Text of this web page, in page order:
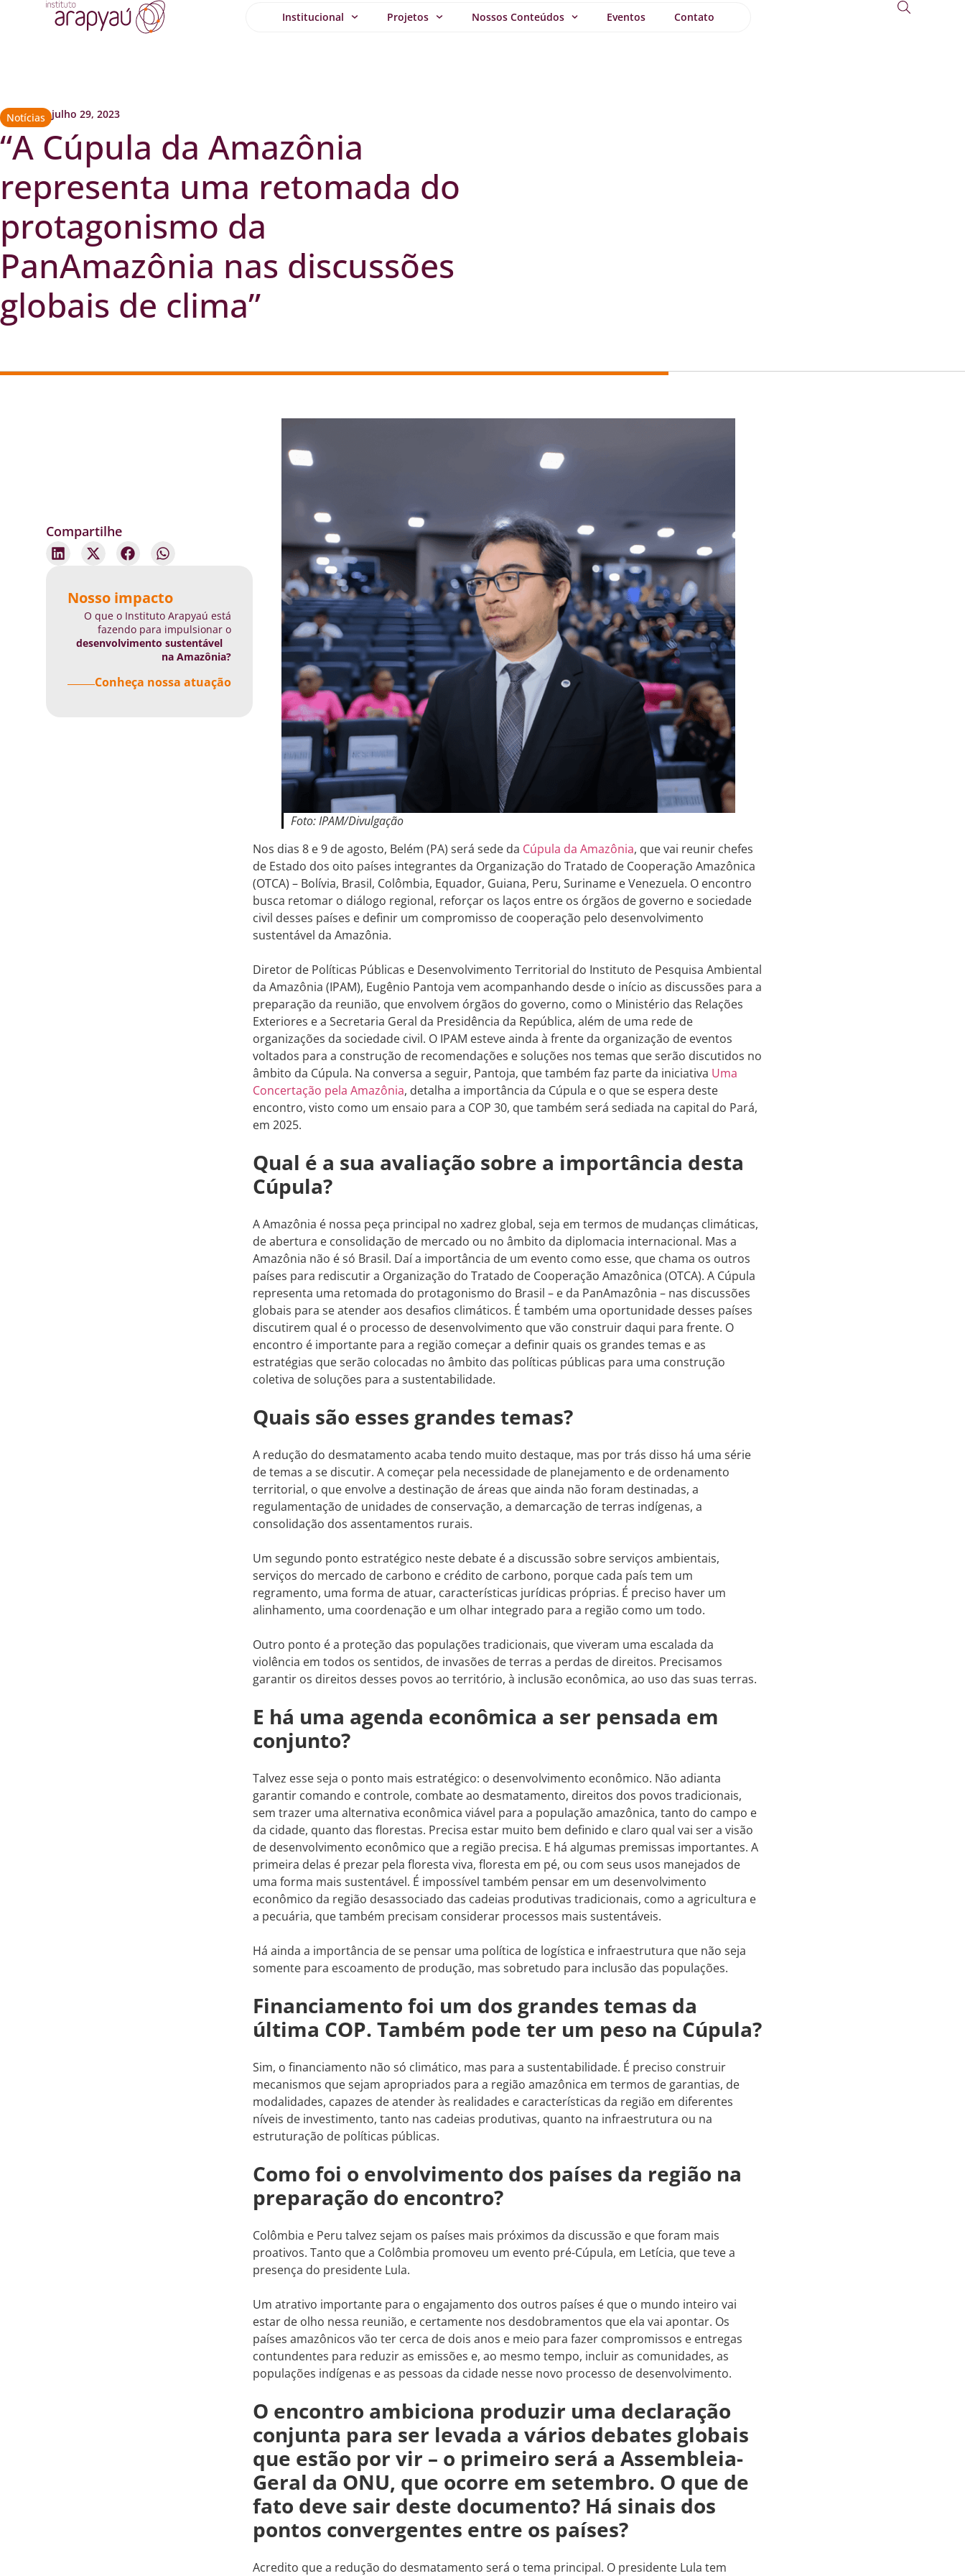
Institucional Projetos Nossos Conteúdos Eventos Contato
Notícias julho 29, 2023
“A Cúpula da Amazônia
representa uma retomada do
protagonismo da
PanAmazônia nas discussões
globais de clima”
Compartilhe
Nosso impacto
O que o Instituto Arapyaú está
fazendo para impulsionar o
desenvolvimento sustentável
na Amazônia?
Conheça nossa atuação
Foto: IPAM/Divulgação
Nos dias 8 e 9 de agosto, Belém (PA) será sede da Cúpula da Amazônia, que vai reunir chefes
de Estado dos oito países integrantes da Organização do Tratado de Cooperação Amazônica
(OTCA) – Bolívia, Brasil, Colômbia, Equador, Guiana, Peru, Suriname e Venezuela. O encontro
busca retomar o diálogo regional, reforçar os laços entre os órgãos de governo e sociedade
civil desses países e definir um compromisso de cooperação pelo desenvolvimento
sustentável da Amazônia.
Diretor de Políticas Públicas e Desenvolvimento Territorial do Instituto de Pesquisa Ambiental
da Amazônia (IPAM), Eugênio Pantoja vem acompanhando desde o início as discussões para a
preparação da reunião, que envolvem órgãos do governo, como o Ministério das Relações
Exteriores e a Secretaria Geral da Presidência da República, além de uma rede de
organizações da sociedade civil. O IPAM esteve ainda à frente da organização de eventos
voltados para a construção de recomendações e soluções nos temas que serão discutidos no
âmbito da Cúpula. Na conversa a seguir, Pantoja, que também faz parte da iniciativa Uma
Concertação pela Amazônia, detalha a importância da Cúpula e o que se espera deste
encontro, visto como um ensaio para a COP 30, que também será sediada na capital do Pará,
em 2025.
Qual é a sua avaliação sobre a importância desta
Cúpula?
A Amazônia é nossa peça principal no xadrez global, seja em termos de mudanças climáticas,
de abertura e consolidação de mercado ou no âmbito da diplomacia internacional. Mas a
Amazônia não é só Brasil. Daí a importância de um evento como esse, que chama os outros
países para rediscutir a Organização do Tratado de Cooperação Amazônica (OTCA). A Cúpula
representa uma retomada do protagonismo do Brasil – e da PanAmazônia – nas discussões
globais para se atender aos desafios climáticos. É também uma oportunidade desses países
discutirem qual é o processo de desenvolvimento que vão construir daqui para frente. O
encontro é importante para a região começar a definir quais os grandes temas e as
estratégias que serão colocadas no âmbito das políticas públicas para uma construção
coletiva de soluções para a sustentabilidade.
Quais são esses grandes temas?
A redução do desmatamento acaba tendo muito destaque, mas por trás disso há uma série
de temas a se discutir. A começar pela necessidade de planejamento e de ordenamento
territorial, o que envolve a destinação de áreas que ainda não foram destinadas, a
regulamentação de unidades de conservação, a demarcação de terras indígenas, a
consolidação dos assentamentos rurais.
Um segundo ponto estratégico neste debate é a discussão sobre serviços ambientais,
serviços do mercado de carbono e crédito de carbono, porque cada país tem um
regramento, uma forma de atuar, características jurídicas próprias. É preciso haver um
alinhamento, uma coordenação e um olhar integrado para a região como um todo.
Outro ponto é a proteção das populações tradicionais, que viveram uma escalada da
violência em todos os sentidos, de invasões de terras a perdas de direitos. Precisamos
garantir os direitos desses povos ao território, à inclusão econômica, ao uso das suas terras.
E há uma agenda econômica a ser pensada em
conjunto?
Talvez esse seja o ponto mais estratégico: o desenvolvimento econômico. Não adianta
garantir comando e controle, combate ao desmatamento, direitos dos povos tradicionais,
sem trazer uma alternativa econômica viável para a população amazônica, tanto do campo e
da cidade, quanto das florestas. Precisa estar muito bem definido e claro qual vai ser a visão
de desenvolvimento econômico que a região precisa. E há algumas premissas importantes. A
primeira delas é prezar pela floresta viva, floresta em pé, ou com seus usos manejados de
uma forma mais sustentável. É impossível também pensar em um desenvolvimento
econômico da região desassociado das cadeias produtivas tradicionais, como a agricultura e
a pecuária, que também precisam considerar processos mais sustentáveis.
Há ainda a importância de se pensar uma política de logística e infraestrutura que não seja
somente para escoamento de produção, mas sobretudo para inclusão das populações.
Financiamento foi um dos grandes temas da
última COP. Também pode ter um peso na Cúpula?
Sim, o financiamento não só climático, mas para a sustentabilidade. É preciso construir
mecanismos que sejam apropriados para a região amazônica em termos de garantias, de
modalidades, capazes de atender às realidades e características da região em diferentes
níveis de investimento, tanto nas cadeias produtivas, quanto na infraestrutura ou na
estruturação de políticas públicas.
Como foi o envolvimento dos países da região na
preparação do encontro?
Colômbia e Peru talvez sejam os países mais próximos da discussão e que foram mais
proativos. Tanto que a Colômbia promoveu um evento pré-Cúpula, em Letícia, que teve a
presença do presidente Lula.
Um atrativo importante para o engajamento dos outros países é que o mundo inteiro vai
estar de olho nessa reunião, e certamente nos desdobramentos que ela vai apontar. Os
países amazônicos vão ter cerca de dois anos e meio para fazer compromissos e entregas
contundentes para reduzir as emissões e, ao mesmo tempo, incluir as comunidades, as
populações indígenas e as pessoas da cidade nesse novo processo de desenvolvimento.
O encontro ambiciona produzir uma declaração
conjunta para ser levada a vários debates globais
que estão por vir – o primeiro será a Assembleia-
Geral da ONU, que ocorre em setembro. O que de
fato deve sair deste documento? Há sinais dos
pontos convergentes entre os países?
Acredito que a redução do desmatamento será o tema principal. O presidente Lula tem